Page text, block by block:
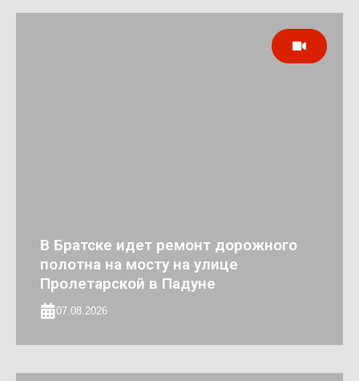
В Братске идет ремонт дорожного
полотна на мосту на улице
Пролетарской в Падуне
07.08.2026